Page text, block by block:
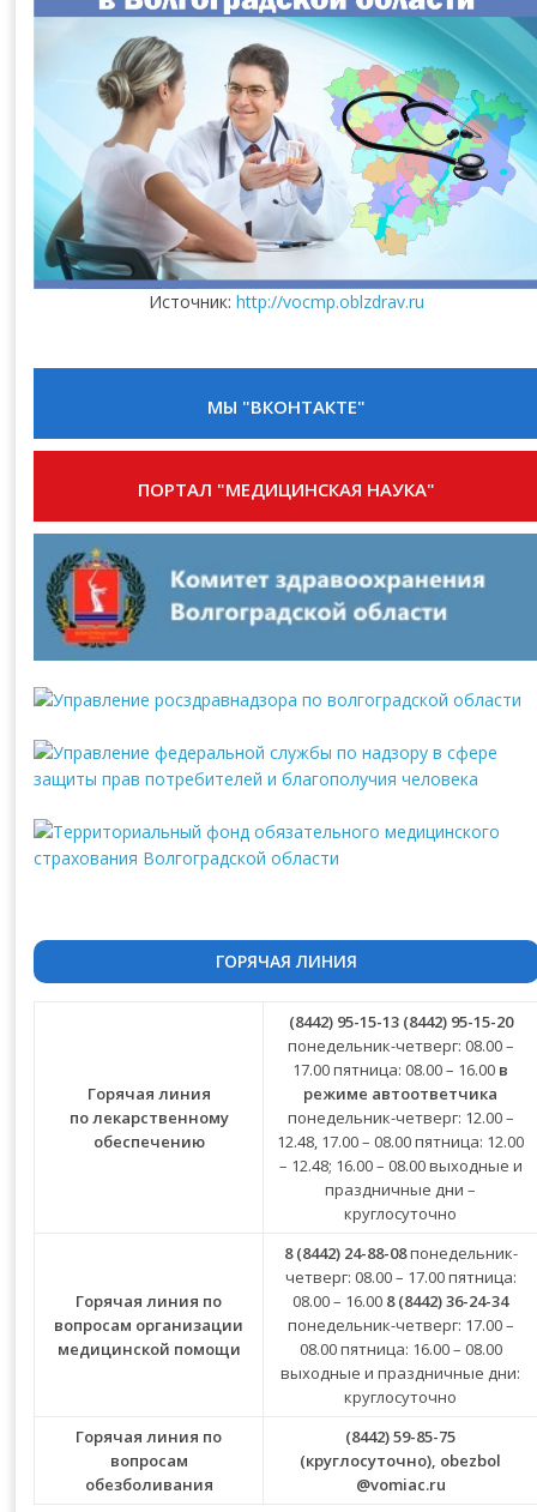
Источник: http://vocmp.oblzdrav.ru
МЫ "ВКОНТАКТЕ"
ПОРТАЛ "МЕДИЦИНСКАЯ НАУКА"
ГОРЯЧАЯ ЛИНИЯ
Горячая линия
по лекарственному
обеспечению
(8442) 95-15-13 (8442) 95-15-20
понедельник-четверг: 08.00 –
17.00 пятница: 08.00 – 16.00 в
режиме автоответчика
понедельник-четверг: 12.00 –
12.48, 17.00 – 08.00 пятница: 12.00
– 12.48; 16.00 – 08.00 выходные и
праздничные дни –
круглосуточно
Горячая линия по
вопросам организации
медицинской помощи
8 (8442) 24-88-08понедельник-
четверг: 08.00 – 17.00 пятница:
08.00 – 16.00 8 (8442) 36-24-34
понедельник-четверг: 17.00 –
08.00 пятница: 16.00 – 08.00
выходные и праздничные дни:
круглосуточно
Горячая линия по
вопросам
обезболивания
(8442) 59-85-75
(круглосуточно), obezbol
@vomiac.ru